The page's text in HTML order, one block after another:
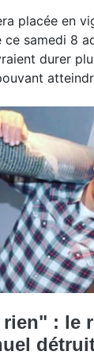
placée en
samedi 8
durer
rien" : le